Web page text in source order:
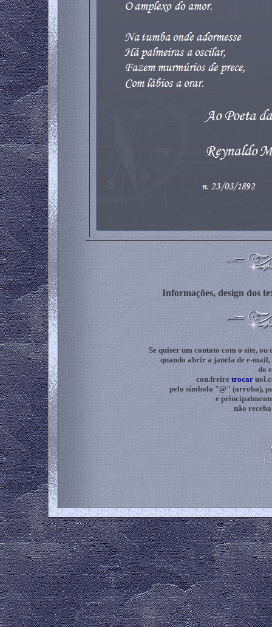
Informações, design dos
Se quiser um contato com o site,
quando abrir a janela de e-
do
con.freire trocar
pelo símbolo "@" (arroba),
e
não